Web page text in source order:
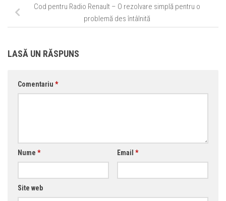
Cod pentru Radio Renault – O rezolvare simplă pentru o
problemă des întâlnită
LASĂ UN RĂSPUNS
Comentariu *
Nume * Email *
Site web